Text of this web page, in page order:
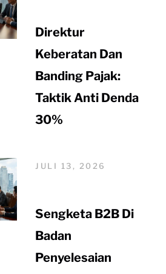
Direktur
Keberatan Dan
Banding Pajak:
Taktik Anti Denda
30%
JULI 13, 2026
Sengketa B2B Di
Badan
Penyelesaian